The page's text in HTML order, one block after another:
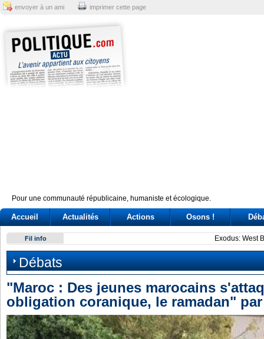
envoyer à un ami imprimer cette page
Pour une communauté républicaine, humaniste et écologique.
Accueil Actualités Actions Osons !
Fil info Exodus: West Bank hardships drive out Palestinian
Débats
"Maroc : Des jeunes marocains
obligation coranique, le ramadan"